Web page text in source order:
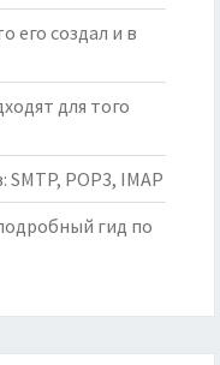
его создал и в
для того
POP3, IMAP
гид по